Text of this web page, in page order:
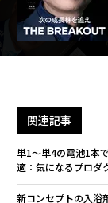
関連記事
単1～単4の電池1本
適：気になるプロダ
新コンセプトの入浴